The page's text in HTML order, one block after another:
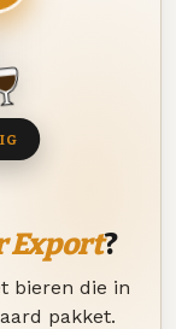
Export?
bieren die in
pakket.